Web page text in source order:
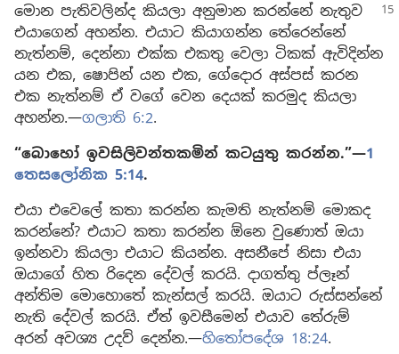
මොන පැතිවලින්ද කියලා අනුමාන කරන්නේ නැතුව
එයාගෙන් අහන්න. එයාට කියාගන්න තේරෙන්නේ
නැත්නම්, දෙන්නා එක්ක එකතු වෙලා ටිකක් ඇවිදින්න
යන එක, ෂොපින් යන එක, ගේදොර අස්පස් කරන
එක නැත්නම් ඒ වගේ වෙන දෙයක් කරමුද කියලා
අහන්න.​—ගලාති 6:2.
“බොහෝ ඉවසිලිවන්තකමින් කටයුතු කරන්න.”​—1
තෙසලෝනික 5:14.
එයා එවෙලේ කතා කරන්න කැමති නැත්නම් මොකද
කරන්නේ? එයාට කතා කරන්න ඕනෙ වුණොත් ඔයා
ඉන්නවා කියලා එයාට කියන්න. අසනීපේ නිසා එයා
ඔයාගේ හිත රිදෙන දේවල් කරයි. දාගත්තු ප්ලෑන්
අන්තිම මොහොතේ කැන්සල් කරයි. ඔයාට රුස්සන්නේ
නැති දේවල් කරයි. ඒත් ඉවසීමෙන් එයාව තේරුම්
අරන් අවශ්‍ය උදව් දෙන්න.—හිතෝපදේශ 18:24.